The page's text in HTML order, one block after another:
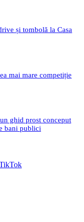
și tombolă la Casa
mai mare competiție
ghid prost conceput
bani publici